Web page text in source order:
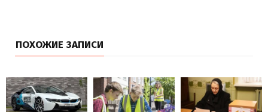
ПОХОЖИЕ ЗАПИСИ